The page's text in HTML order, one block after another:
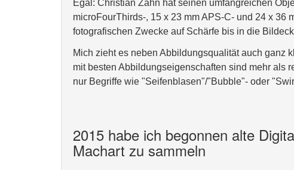
Egal: Christian Zahn hat seinen umfangreichen
microFourThirds-, 15 x 23 mm APS-C- und 24 x 36
fotografischen Zwecke auf Schärfe bis in die
Mich zieht es neben Abbildungsqualität auch ganz
mit besten Abbildungseigenschaften sind mehr
nur Begriffe wie "Seifenblasen"/"Bubble"- oder
2015 habe ich begonnen alte
Machart zu sammeln